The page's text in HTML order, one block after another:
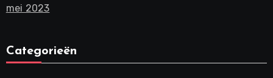
mei 2023
Categorieën